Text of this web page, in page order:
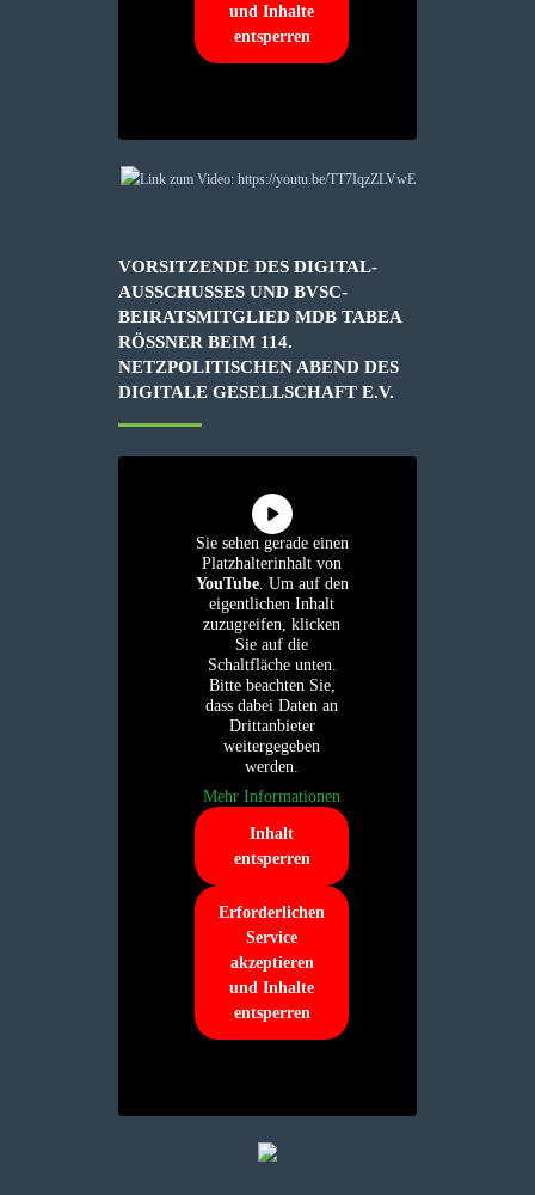
und Inhalte
entsperren
VORSITZENDE DES DIGITAL-
AUSSCHUSSES UND BVSC-
BEIRATSMITGLIED MDB TABEA
RÖSSNER BEIM 114. N
ETZPOLITISCHEN ABEND DES D
IGITALE GESELLSCHAFT E.V.
Sie sehen gerade einen
Platzhalterinhalt von
YouTube. Um auf den
eigentlichen Inhalt
zuzugreifen, klicken
Sie auf die
Schaltfläche unten.
Bitte beachten Sie,
dass dabei Daten an
Drittanbieter
weitergegeben
werden.
Mehr Informationen
Inhalt
entsperren
Erforderlichen
Service
akzeptieren
und Inhalte
entsperren